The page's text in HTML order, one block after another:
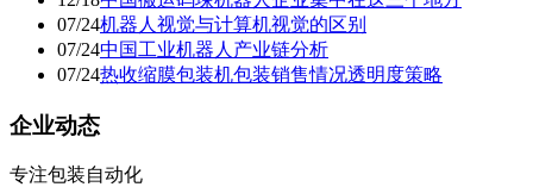
07/24机器人视觉与计算机视觉的区别
07/24中国工业机器人产业链分析
07/24热收缩膜包装机包装销售情况透明度策略
企业动态
专注包装自动化